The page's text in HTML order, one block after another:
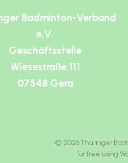
Badminton-Verband
e.V.
Geschäftsstelle
Wiesestraße 111
07548 Gera
© 2026 Thüringer
for free using